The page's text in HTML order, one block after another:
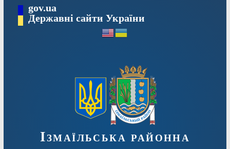
вмісту
gov.ua
Державні сайти України
Ізмаїльська районна